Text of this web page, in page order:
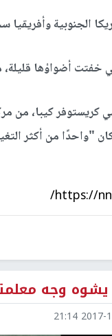
الجنوبية
خفتت أضواؤها
كريستوفر كيبا، من
"واحدًا من أكثر
https://
يشوه وجه
2017-11-